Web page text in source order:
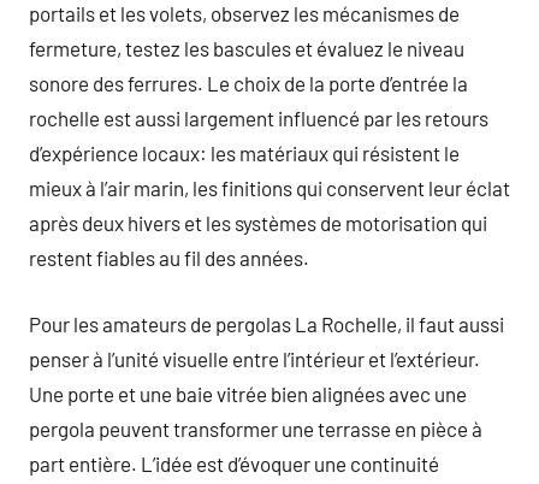
portails et les volets, observez les mécanismes de
fermeture, testez les bascules et évaluez le niveau
sonore des ferrures. Le choix de la porte d’entrée la
rochelle est aussi largement influencé par les retours
d’expérience locaux: les matériaux qui résistent le
mieux à l’air marin, les finitions qui conservent leur éclat
après deux hivers et les systèmes de motorisation qui
restent fiables au fil des années.
Pour les amateurs de pergolas La Rochelle, il faut aussi
penser à l’unité visuelle entre l’intérieur et l’extérieur.
Une porte et une baie vitrée bien alignées avec une
pergola peuvent transformer une terrasse en pièce à
part entière. L’idée est d’évoquer une continuité